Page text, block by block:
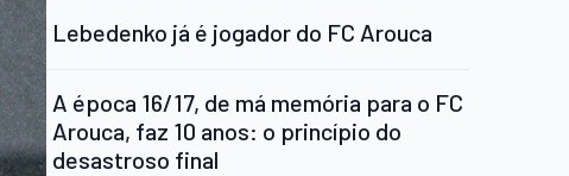
Lebedenko já é jogador do FC Arouca
A época 16/17, de má memória para o FC
Arouca, faz 10 anos: o princípio do
desastroso final